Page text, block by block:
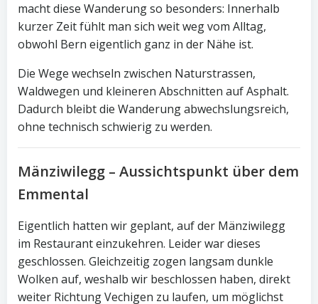
macht diese Wanderung so besonders: Innerhalb
kurzer Zeit fühlt man sich weit weg vom Alltag,
obwohl Bern eigentlich ganz in der Nähe ist.
Die Wege wechseln zwischen Naturstrassen,
Waldwegen und kleineren Abschnitten auf Asphalt.
Dadurch bleibt die Wanderung abwechslungsreich,
ohne technisch schwierig zu werden.
Mänziwilegg – Aussichtspunkt über dem
Emmental
Eigentlich hatten wir geplant, auf der Mänziwilegg
im Restaurant einzukehren. Leider war dieses
geschlossen. Gleichzeitig zogen langsam dunkle
Wolken auf, weshalb wir beschlossen haben, direkt
weiter Richtung Vechigen zu laufen, um möglichst